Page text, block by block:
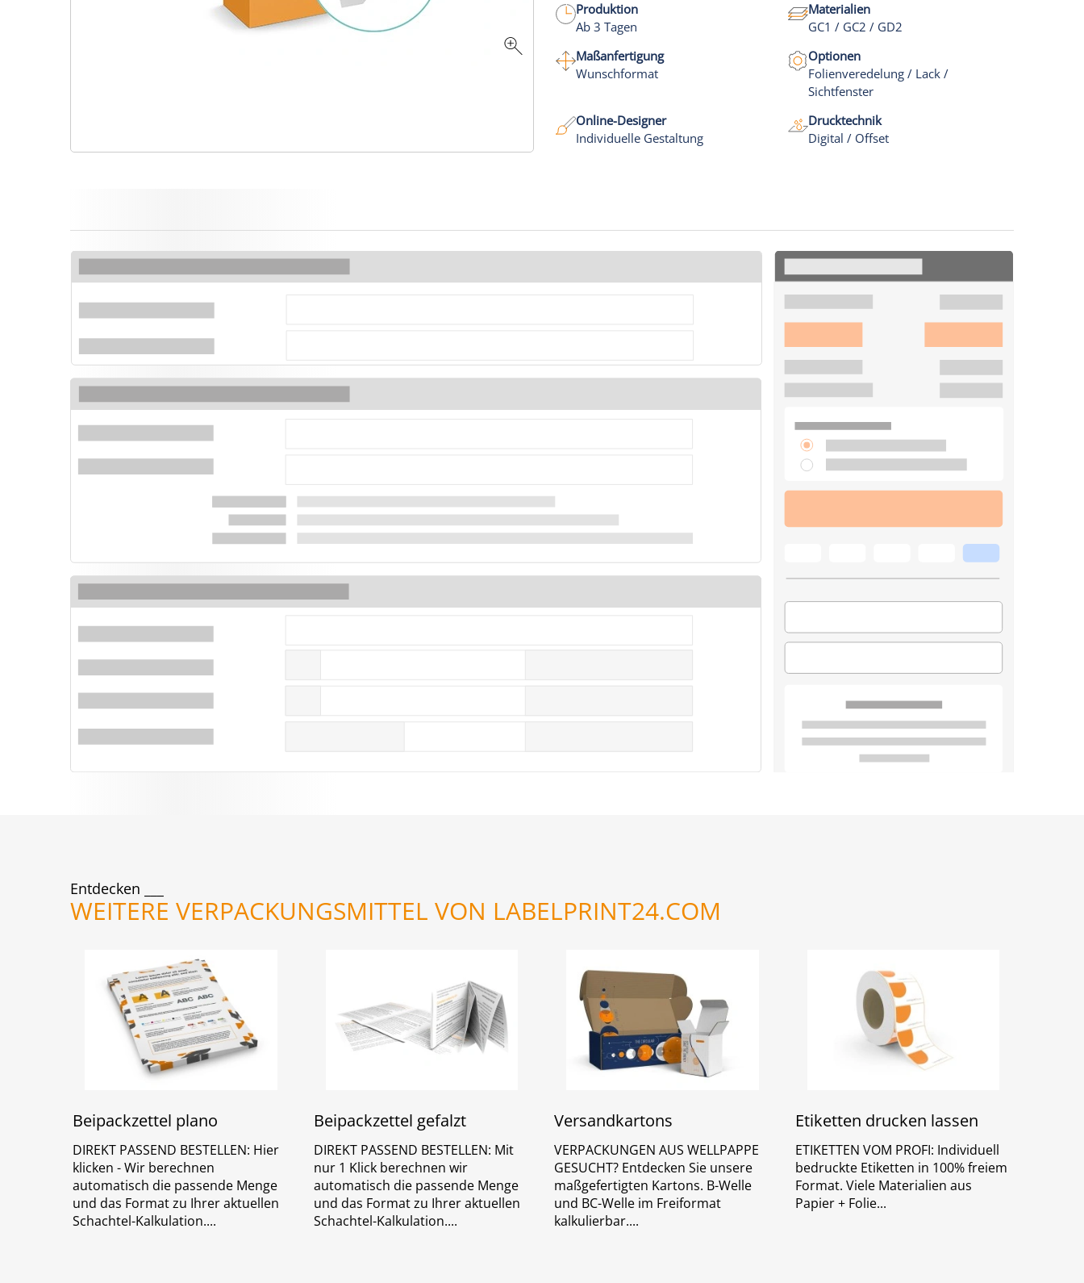
Produktion
Ab 3 Tagen
Materialien
GC1 / GC2 / GD2
Maßanfertigung
Wunschformat
Optionen
Folienveredelung / Lack /
Sichtfenster
Online-Designer
Individuelle Gestaltung
Drucktechnik
Digital / Offset
Entdecken
WEITERE VERPACKUNGSMITTEL VON LABELPRINT24.COM
Beipackzettel plano
DIREKT PASSEND BESTELLEN: Hier
klicken - Wir berechnen
automatisch die passende Menge
und das Format zu Ihrer aktuellen
Schachtel-Kalkulation.
Beipackzettel gefalzt
DIREKT PASSEND BESTELLEN: Mit
nur 1 Klick berechnen wir
automatisch die passende Menge
und das Format zu Ihrer aktuellen
Schachtel-Kalkulation.
Versandkartons
VERPACKUNGEN AUS WELLPAPPE
GESUCHT? Entdecken Sie unsere
maßgefertigten Kartons. B-Welle
und BC-Welle im Freiformat
kalkulierbar.
Etiketten drucken lassen
ETIKETTEN VOM PROFI: Individuell
bedruckte Etiketten in 100% freiem
Format. Viele Materialien aus
Papier + Folie